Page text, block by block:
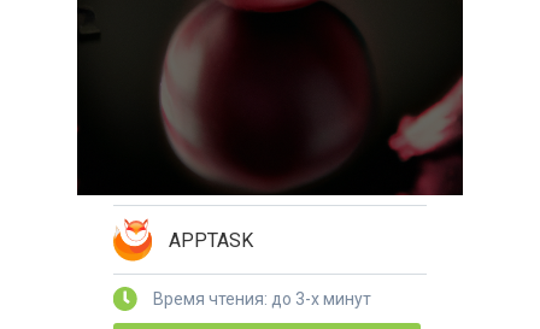
APPTASK
Время чтения: до 3-х минут